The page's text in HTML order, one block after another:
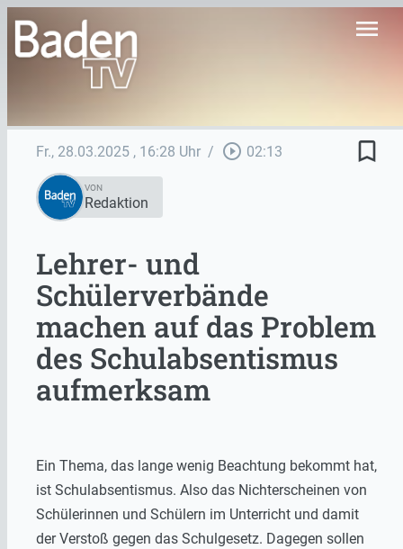
menu
Fr., 28.03.2025 , 16:28 Uhr / play_circle_outline 02:13 bookmark_border
VON
Redaktion
Lehrer- und
Schülerverbände
machen auf das Problem
des Schulabsentismus
aufmerksam
Ein Thema, das lange wenig Beachtung bekommt hat,
ist Schulabsentismus. Also das Nichterscheinen von
Schülerinnen und Schülern im Unterricht und damit
der Verstoß gegen das Schulgesetz. Dagegen sollen